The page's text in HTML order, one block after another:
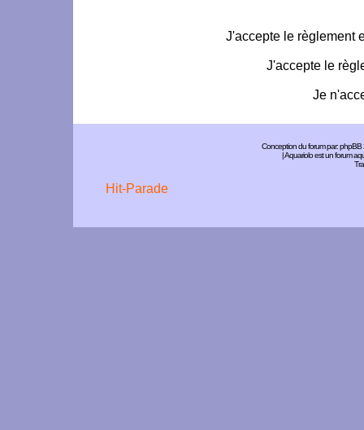
J'accepte le règlement
J'accepte le
Je
Conception du forum par:phpBB
| Aquariolo est un forum